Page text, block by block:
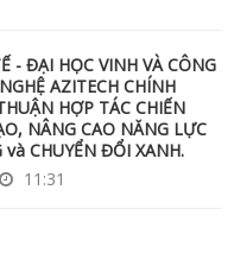
- ĐẠI HỌC VINH VÀ CÔNG
AZITECH CHÍNH
HỢP TÁC CHIẾN
NÂNG CAO NĂNG LỰC
và CHUYỂN ĐỔI XANH.
11:31